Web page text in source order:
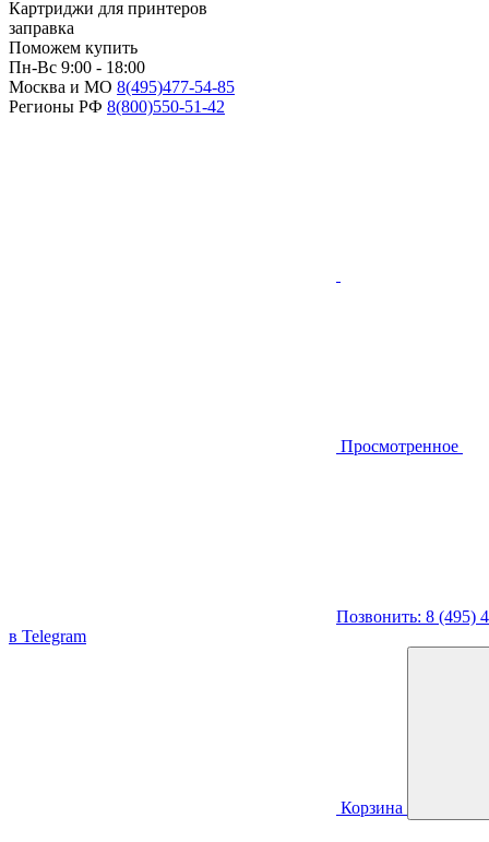
Картриджи для принтеров
заправка
Поможем купить
Пн-Вс 9:00 - 18:00
Москва и МО 8(495)477-54-85
Регионы РФ 8(800)550-51-42
Просмотренное
Позвонить: 8 (495)
в Telegram
Корзина